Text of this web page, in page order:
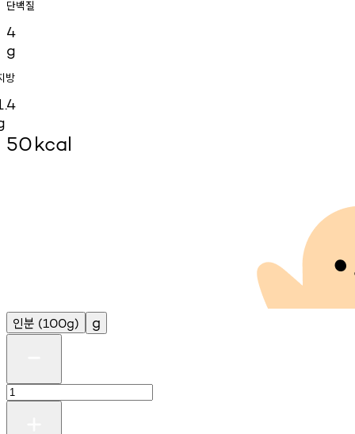
단백질
4
g
방
50kcal
인분 (100g) g